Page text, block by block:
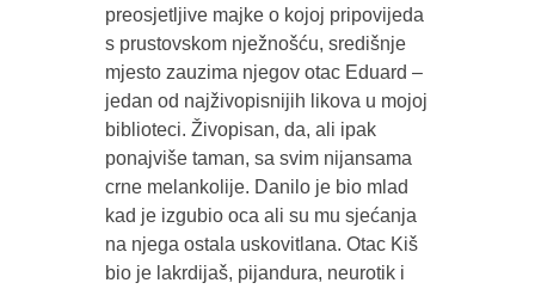
preosjetljive majke o kojoj pripovijeda
s prustovskom nježnošću, središnje
mjesto zauzima njegov otac Eduard –
jedan od najživopisnijih likova u mojoj
biblioteci. Živopisan, da, ali ipak
ponajviše taman, sa svim nijansama
crne melankolije. Danilo je bio mlad
kad je izgubio oca ali su mu sjećanja
na njega ostala uskovitlana. Otac Kiš
bio je lakrdijaš, pijandura, neurotik i